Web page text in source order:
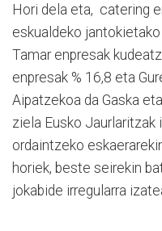
Hori dela eta, catering
eskualdeko jantokietako
Tamar enpresak
enpresak % 16,8 eta
Aipatzekoa da Gaska
ziela Eusko Jaurlaritzak
ordaintzeko
horiek, beste seirekin
jokabide irregularra